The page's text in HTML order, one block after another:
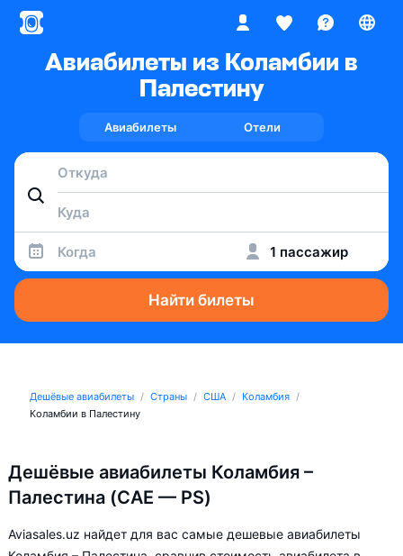
Авиабилеты из Коламбии в
Палестину
Авиабилеты Отели
Когда 1 пассажир
Найти билеты
Дешёвые авиабилеты Страны США
Коламбия
Коламбии в Палестину
Дешёвые авиабилеты Коламбия –
Палестина (CAE — PS)
Aviasales.uz найдет для вас самые дешевые авиабилеты